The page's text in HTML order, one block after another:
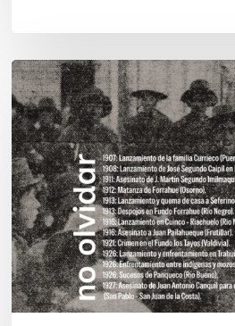
Chawrakawin:
Palimpsesto
explora
a
través
del
arte
las
tensiones